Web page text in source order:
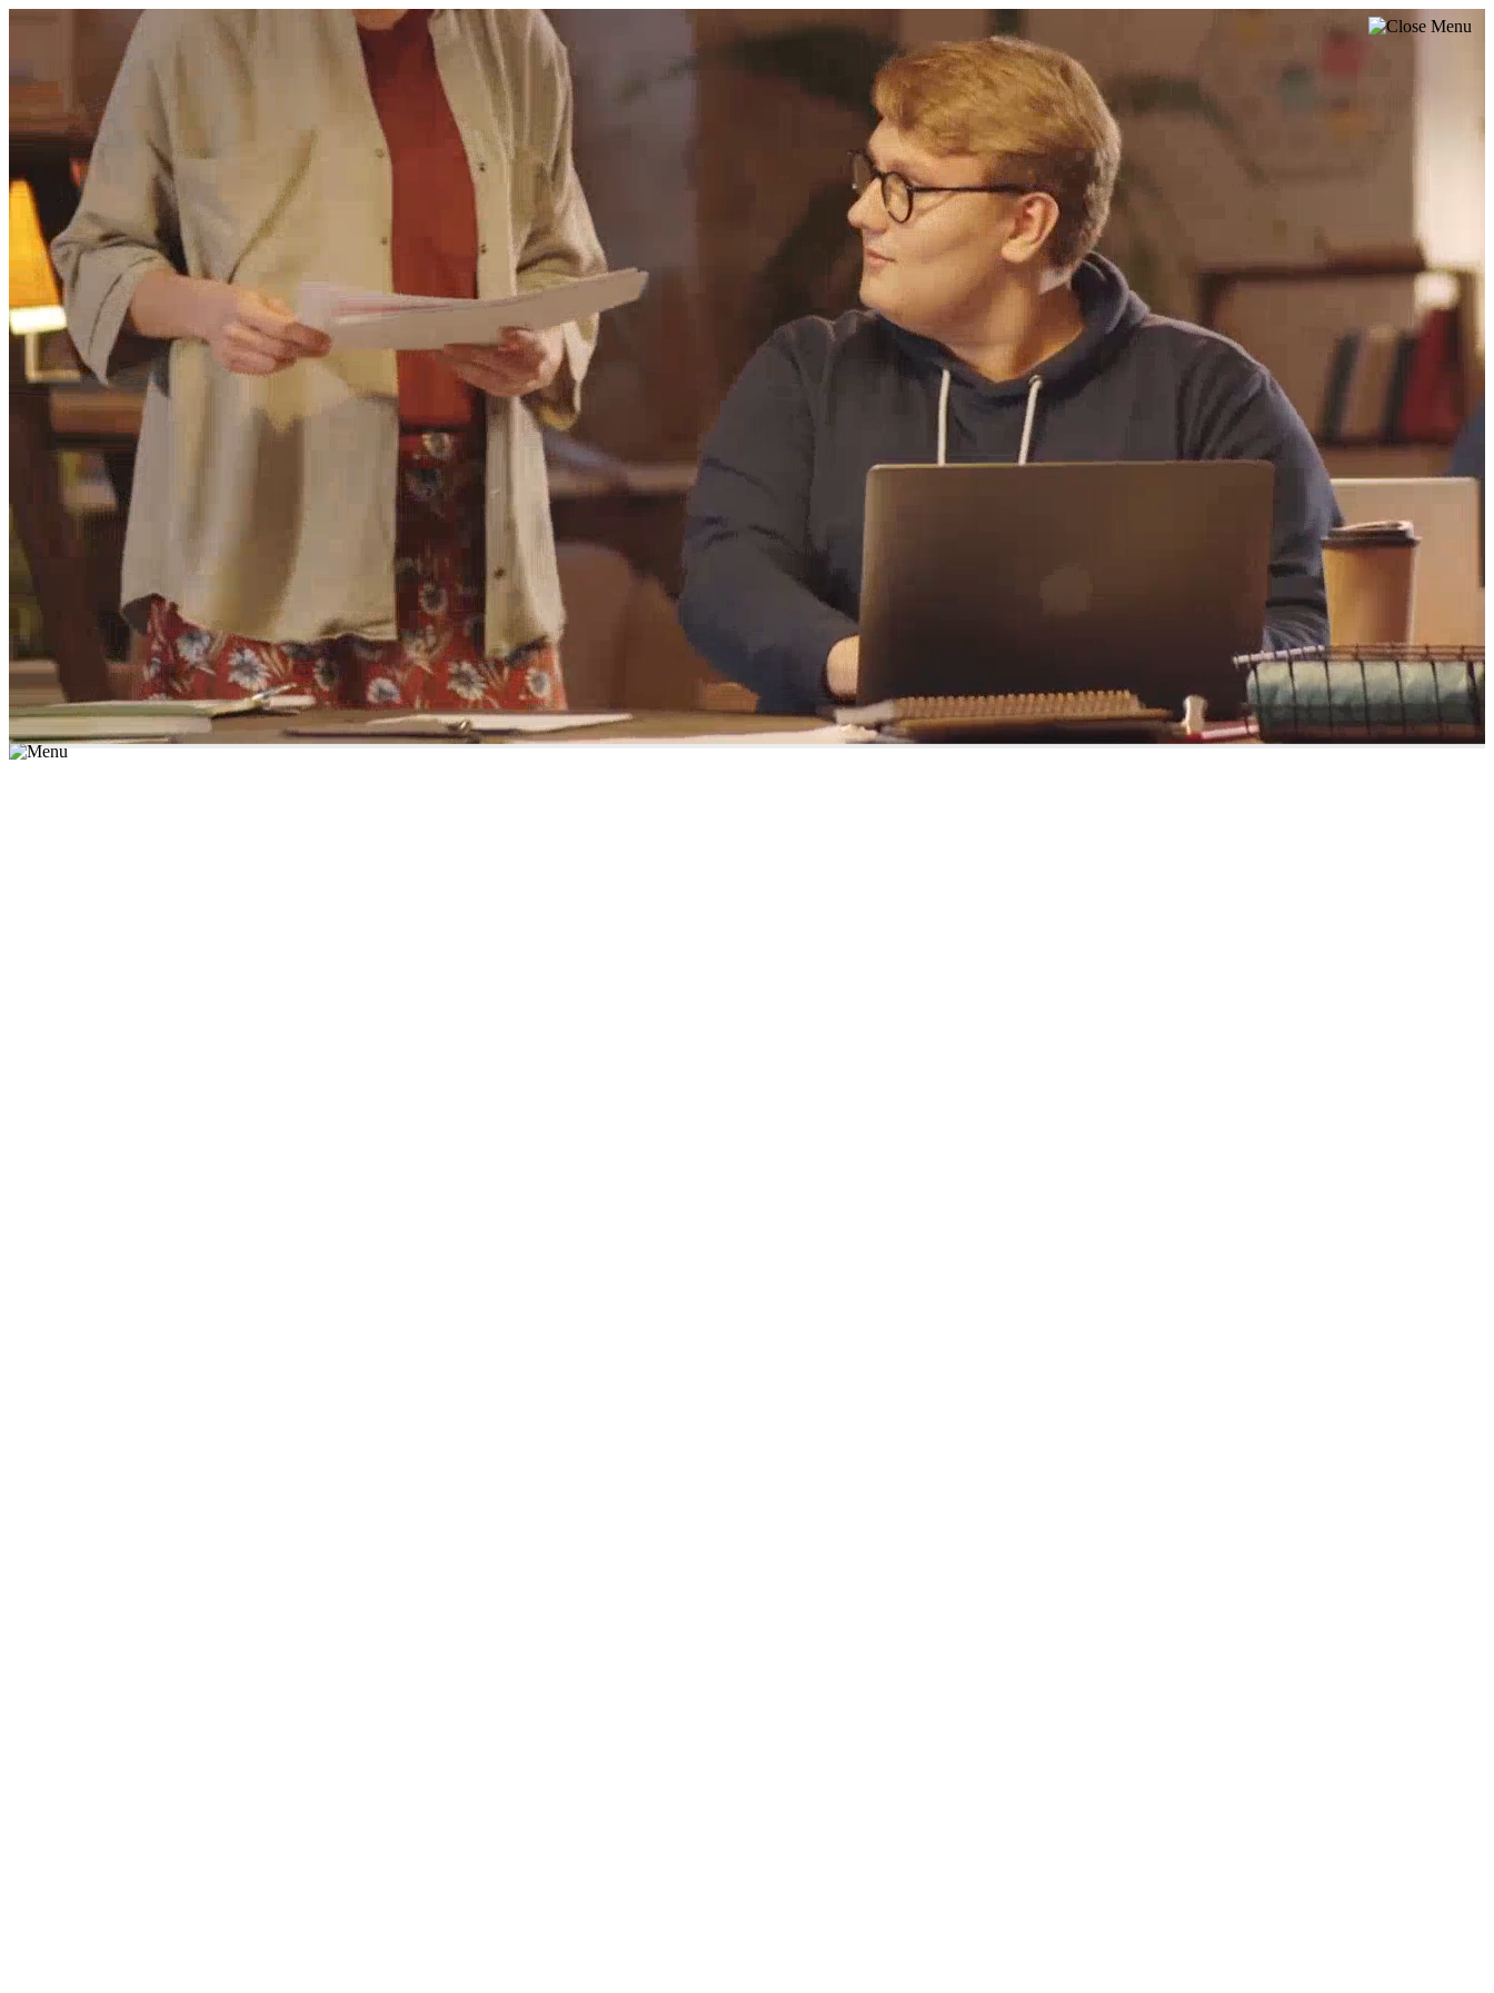
היום לומדים
מצאו מורה
הצטרפות מורים פרטיים
שירות לקוחות
משרות פתוחות
התחברות
כל הזכויות שמורות 2026 © Lessoons
חיפוש
המורים הטובים
מצאו מורה עכשיו *יש לבחור נושא לימוד / עיר מהרשימה שבשדה החיפוש
הצטרפות מורים פרטיים התחברות מצא מורה
הצטרפות מורים פרטיים התחברות מצא מורה